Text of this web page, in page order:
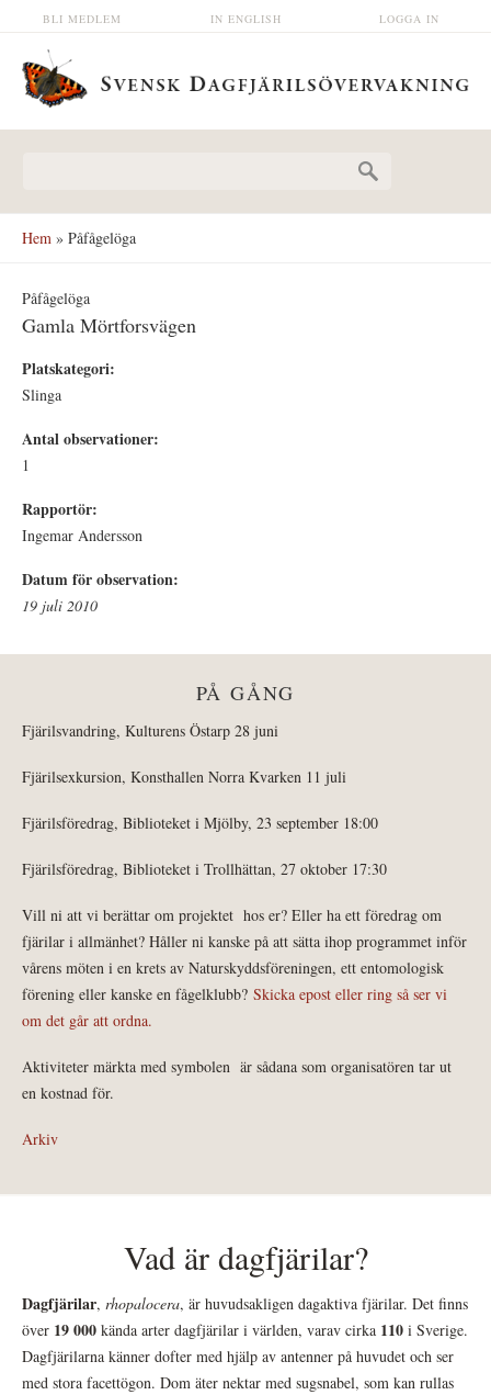
Hoppa till huvudinnehåll LOGGA IN
IN ENGLISH
BLI MEDLEM
Hem » Påfågelöga
Påfågelöga
Gamla Mörtforsvägen
Platskategori:
Slinga
Antal observationer:
1
Rapportör:
Ingemar Andersson
Datum för observation:
19 juli 2010
PÅ GÅNG
Fjärilsvandring, Kulturens Östarp 28 juni
Fjärilsexkursion, Konsthallen Norra Kvarken 11 juli
Fjärilsföredrag, Biblioteket i Mjölby, 23 september 18:00
Fjärilsföredrag, Biblioteket i Trollhättan, 27 oktober 17:30
Vill ni att vi berättar om projektet hos er? Eller ha ett föredrag om
fjärilar i allmänhet? Håller ni kanske på att sätta ihop programmet inför
vårens möten i en krets av Naturskyddsföreningen, ett entomologisk
förening eller kanske en fågelklubb? Skicka epost eller ring så ser vi
om det går att ordna.
Aktiviteter märkta med symbolen är sådana som organisatören tar ut
en kostnad för.
Arkiv
Vad är dagfjärilar?
Dagfjärilar, rhopalocera, är huvudsakligen dagaktiva fjärilar. Det finns
över 19 000 kända arter dagfjärilar i världen, varav cirka 110 i Sverige.
Dagfjärilarna känner dofter med hjälp av antenner på huvudet och ser
med stora facettögon. Dom äter nektar med sugsnabel, som kan rullas